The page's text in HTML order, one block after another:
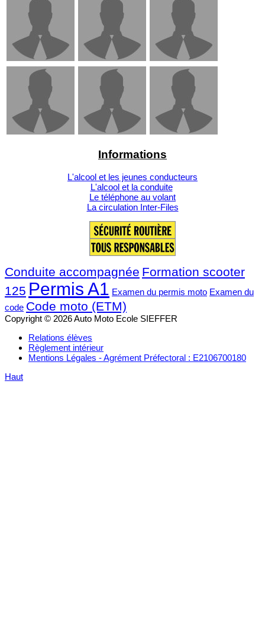
Informations
L'alcool et les jeunes conducteurs
L'alcool et la conduite
Le téléphone au volant
La circulation Inter-Files
Conduite accompagnée Formation scooter
125 Permis A1 Examen du permis moto Examen du
code Code moto (ETM)
Copyright © 2026 Auto Moto Ecole SIEFFER
Relations élèves
Règlement intérieur
Mentions Légales - Agrément Préfectoral : E2106700180
Haut